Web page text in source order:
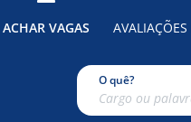
ACHAR VAGAS
O quê?